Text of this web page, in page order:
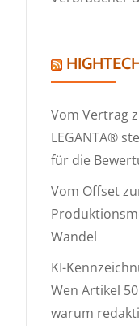
Vom Vertrag
LEGANTA®
für die
Vom Offset
Wandel
KI-
Wen Artikel
warum